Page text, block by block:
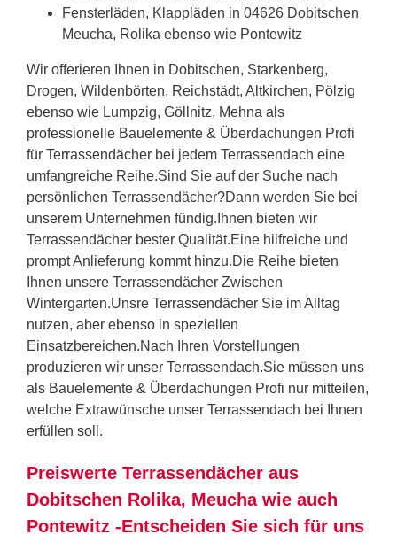
Fensterläden, Klappläden in 04626 Dobitschen
Meucha, Rolika ebenso wie Pontewitz
Wir offerieren Ihnen in Dobitschen, Starkenberg,
Drogen, Wildenbörten, Reichstädt, Altkirchen, Pölzig
ebenso wie Lumpzig, Göllnitz, Mehna als
professionelle Bauelemente & Überdachungen Profi
für Terrassendächer bei jedem Terrassendach eine
umfangreiche Reihe.Sind Sie auf der Suche nach
persönlichen Terrassendächer?Dann werden Sie bei
unserem Unternehmen fündig.Ihnen bieten wir
Terrassendächer bester Qualität.Eine hilfreiche und
prompt Anlieferung kommt hinzu.Die Reihe bieten
Ihnen unsere Terrassendächer Zwischen
Wintergarten.Unsre Terrassendächer Sie im Alltag
nutzen, aber ebenso in speziellen
Einsatzbereichen.Nach Ihren Vorstellungen
produzieren wir unser Terrassendach.Sie müssen uns
als Bauelemente & Überdachungen Profi nur mitteilen,
welche Extrawünsche unser Terrassendach bei Ihnen
erfüllen soll.
Preiswerte Terrassendächer aus
Dobitschen Rolika, Meucha wie auch
Pontewitz -Entscheiden Sie sich für uns